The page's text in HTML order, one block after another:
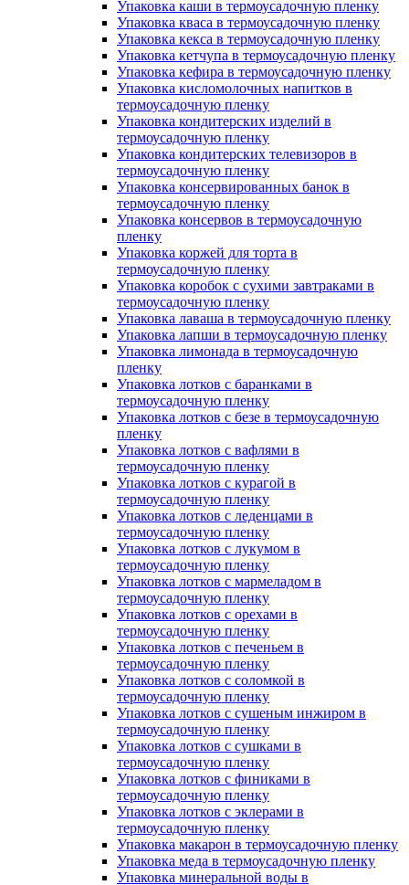
Упаковка каши в термоусадочную пленку
Упаковка кваса в термоусадочную пленку
Упаковка кекса в термоусадочную пленку
Упаковка кетчупа в термоусадочную пленку
Упаковка кефира в термоусадочную пленку
Упаковка кисломолочных напитков в
термоусадочную пленку
Упаковка кондитерских изделий в
термоусадочную пленку
Упаковка кондитерских телевизоров в
термоусадочную пленку
Упаковка консервированных банок в
термоусадочную пленку
Упаковка консервов в термоусадочную
пленку
Упаковка коржей для торта в
термоусадочную пленку
Упаковка коробок с сухими завтраками в
термоусадочную пленку
Упаковка лаваша в термоусадочную пленку
Упаковка лапши в термоусадочную пленку
Упаковка лимонада в термоусадочную
пленку
Упаковка лотков с баранками в
термоусадочную пленку
Упаковка лотков с безе в термоусадочную
пленку
Упаковка лотков с вафлями в
термоусадочную пленку
Упаковка лотков с курагой в
термоусадочную пленку
Упаковка лотков с леденцами в
термоусадочную пленку
Упаковка лотков с лукумом в
термоусадочную пленку
Упаковка лотков с мармеладом в
термоусадочную пленку
Упаковка лотков с орехами в
термоусадочную пленку
Упаковка лотков с печеньем в
термоусадочную пленку
Упаковка лотков с соломкой в
термоусадочную пленку
Упаковка лотков с сушеным инжиром в
термоусадочную пленку
Упаковка лотков с сушками в
термоусадочную пленку
Упаковка лотков с финиками в
термоусадочную пленку
Упаковка лотков с эклерами в
термоусадочную пленку
Упаковка макарон в термоусадочную пленку
Упаковка меда в термоусадочную пленку
Упаковка минеральной воды в